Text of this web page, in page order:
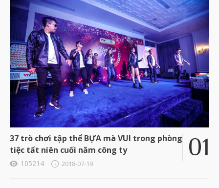
37 trò chơi tập thể BỰA mà VUI trong phòng
tiệc tất niên cuối năm công ty
105214 2018-07-19